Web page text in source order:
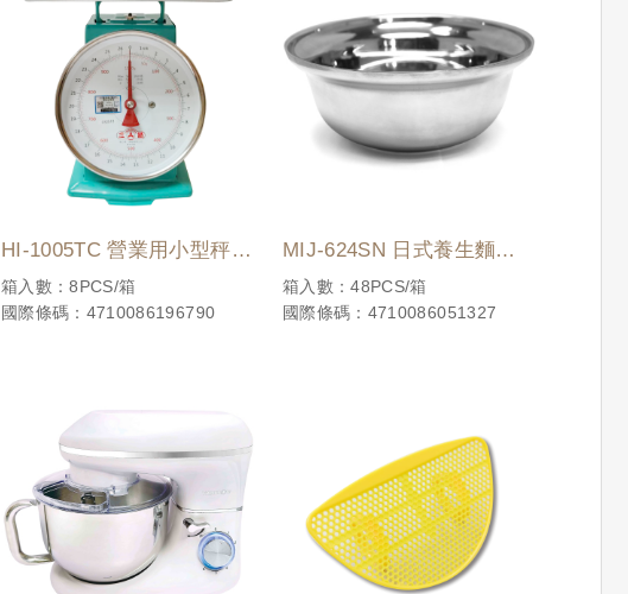
HI-1005TC 營業用小型秤 1
KG
箱入數：8PCS/箱
國際條碼：4710086196790
MIJ-624SN 日式養生麵碗
(雙層隔熱)
箱入數：48PCS/箱
國際條碼：4710086051327